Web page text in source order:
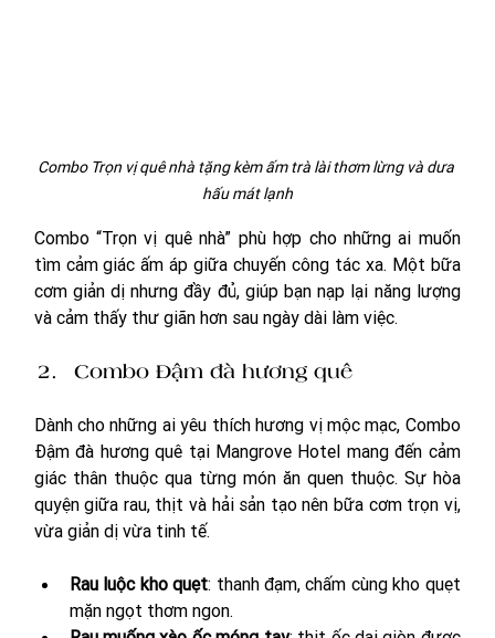
Combo Trọn vị quê nhà tặng kèm ấm trà lài thơm lừng và dưa
hấu mát lạnh
Combo “Trọn vị quê nhà” phù hợp cho những ai muốn
tìm cảm giác ấm áp giữa chuyến công tác xa. Một bữa
cơm giản dị nhưng đầy đủ, giúp bạn nạp lại năng lượng
và cảm thấy thư giãn hơn sau ngày dài làm việc.
Combo Đậm đà hương quê
Dành cho những ai yêu thích hương vị mộc mạc, Combo
Đậm đà hương quê tại Mangrove Hotel mang đến cảm
giác thân thuộc qua từng món ăn quen thuộc. Sự hòa
quyện giữa rau, thịt và hải sản tạo nên bữa cơm trọn vị,
vừa giản dị vừa tinh tế.
Rau luộc kho quẹt: thanh đạm, chấm cùng kho quẹt
mặn ngọt thơm ngon.